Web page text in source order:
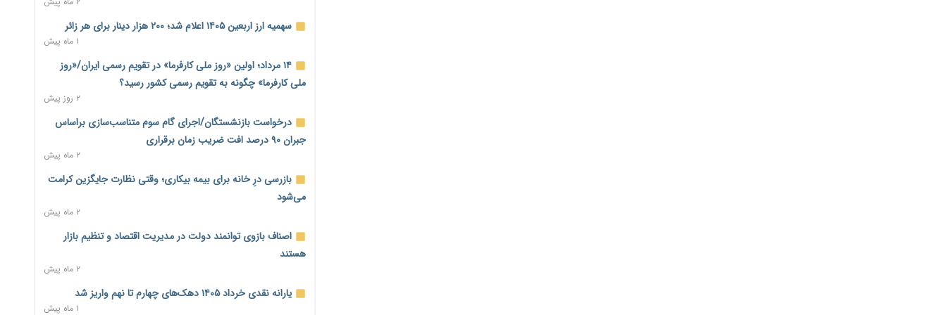
نماینده مجلس: توسعه مرزهای زمینی به راهبرد تأمین کالاهای
اساسی تبدیل شود
۱ روز پیش
خانه کارگر قزوین: شکاف دستمزد و هزینه معیشت هر روز عمیق‌تر
می‌شود
۱ روز پیش
رئیس سازمان امور مالیاتی: بلاگرهای پردرآمد مشمول پرداخت
مالیات هستند
۱ روز پیش
پیش‌بینی افزایش تولید برنج؛ نیاز وارداتی کشور به ۵۰۰ هزار تن
کاهش می‌یابد
۱ روز پیش
میلیارد دلاری
۱ روز پیش
اختیارات جدید گمرکات برای تمدید ورود موقت کالا و خودرو تا
سهمیه ارز اربعین ۱۴۰۵ اعلام شد؛ ۲۰۰ هزار دینار برای هر زائر
۱ ماه پیش
۱۴ مرداد؛ اولین «روز ملی کارفرما» در تقویم رسمی ایران/«روز
ملی کارفرما» چگونه به تقویم رسمی کشور رسید؟
۲ روز پیش
درخواست بازنشستگان/اجرای گام سوم متناسب‌سازی براساس
جبران ۹۰ درصد افت ضریب زمان برقراری
۲ ماه پیش
بازرسی درِ خانه برای بیمه بیکاری؛ وقتی نظارت جایگزین کرامت
می‌شود
۲ ماه پیش
اصناف بازوی توانمند دولت در مدیریت اقتصاد و تنظیم بازار
هستند
۲ ماه پیش
یارانه نقدی خرداد ۱۴۰۵ دهک‌های چهارم تا نهم واریز شد
۱ ماه پیش